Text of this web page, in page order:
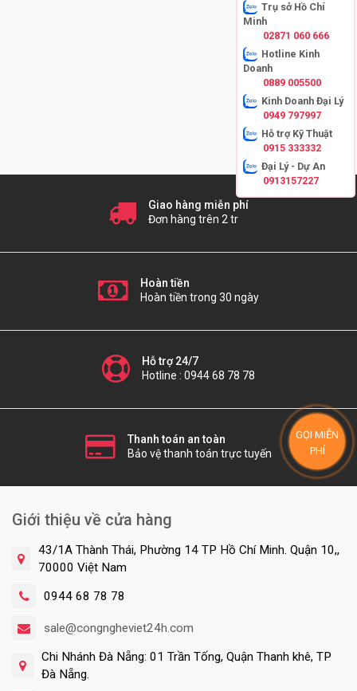
Trụ sở Hồ Chí
Minh
02871 060 666
Hotline Kinh
Doanh
0889 005500
Kinh Doanh Đại Lý
0949 797997
Hỗ trợ Kỹ Thuật
0915 333332
Đại Lý - Dự An
0913157227
Giao hàng miễn phí
Đơn hàng trên 2 tr
Hoàn tiền
Hoàn tiền trong 30 ngày
Hỗ trợ 24/7
Hotline : 0944 68 78 78
Thanh toán an toàn
Bảo vệ thanh toán trực tuyến
Giới thiệu về cửa hàng
43/1A Thành Thái, Phường 14 TP Hồ Chí Minh. Quận 10,,
70000 Việt Nam
0944 68 78 78
sale@congngheviet24h.com
Chi Nhánh Đà Nẵng: 01 Trần Tống, Quận Thanh khê, TP
Đà Nẵng.
GỌI MIỄN
PHÍ